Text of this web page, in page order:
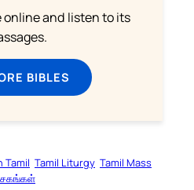
online and listen to its
BIBLES
Tamil Tamil Liturgy Tamil Mass